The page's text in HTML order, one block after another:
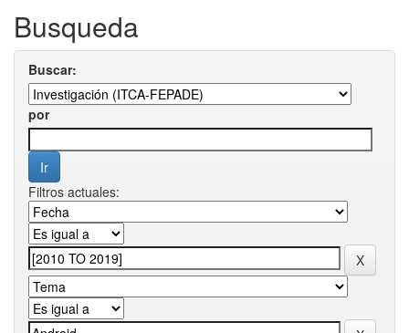
Busqueda
Buscar:
por
Filtros actuales: